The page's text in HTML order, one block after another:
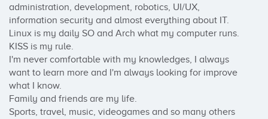
administration, development, robotics, UI/UX,
information security and almost everything about IT.
Linux is my daily SO and Arch what my computer runs.
KISS is my rule.
I'm never comfortable with my knowledges, I always
want to learn more and I'm always looking for improve
what I know.
Family and friends are my life.
Sports, travel, music, videogames and so many others